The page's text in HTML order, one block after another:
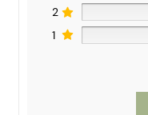
2
1